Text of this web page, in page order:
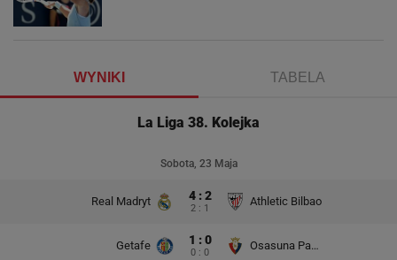
WYNIKI TABELA
La Liga 38. Kolejka
Sobota, 23 Maja
Real Madryt 4 : 2
2 : 1
Athletic Bilbao
Getafe 1 : 0
0 : 0
Osasuna Pampeluna